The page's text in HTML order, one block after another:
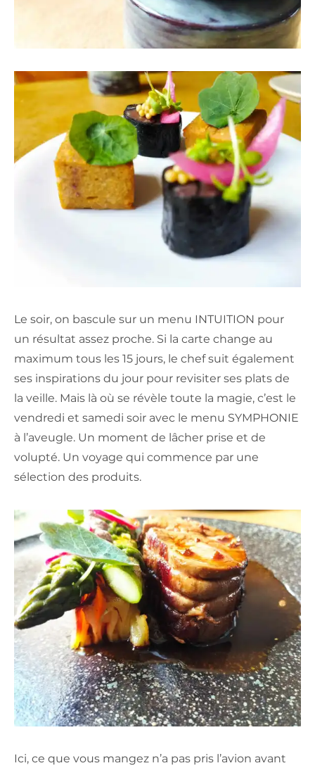
Le soir, on bascule sur un menu INTUITION pour
un résultat assez proche. Si la carte change au
maximum tous les 15 jours, le chef suit également
ses inspirations du jour pour revisiter ses plats de
la veille. Mais là où se révèle toute la magie, c’est le
vendredi et samedi soir avec le menu SYMPHONIE
à l’aveugle. Un moment de lâcher prise et de
volupté. Un voyage qui commence par une
sélection des produits.
Ici, ce que vous mangez n’a pas pris l’avion avant